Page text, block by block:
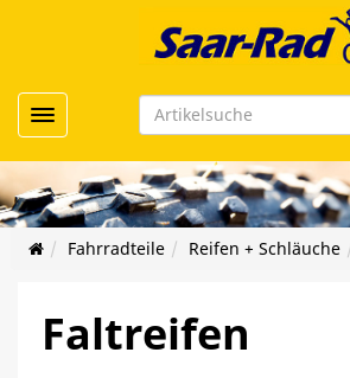
Toggle navigation
Fahrradteile Reifen + Schläuche
Faltreifen